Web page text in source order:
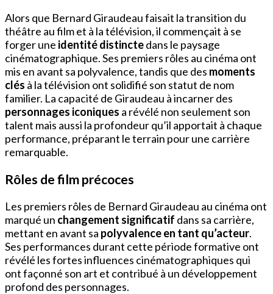
Alors que Bernard Giraudeau faisait la transition du
théâtre au film et à la télévision, il commençait à se
forger une identité distinctedans le paysage
cinématographique. Ses premiers rôles au cinéma ont
mis en avant sa polyvalence, tandis que des moments
clés à la télévision ont solidifié son statut de nom
familier. La capacité de Giraudeau à incarner des
personnages iconiques a révélé non seulement son
talent mais aussi la profondeur qu’il apportait à chaque
performance, préparant le terrain pour une carrière
remarquable.
Rôles de film précoces
Les premiers rôles de Bernard Giraudeau au cinéma ont
marqué un changement significatif dans sa carrière,
mettant en avant sa polyvalence en tant qu’acteur.
Ses performances durant cette période formative ont
révélé les fortes influences cinématographiques qui
ont façonné son art et contribué à un développement
profond des personnages.